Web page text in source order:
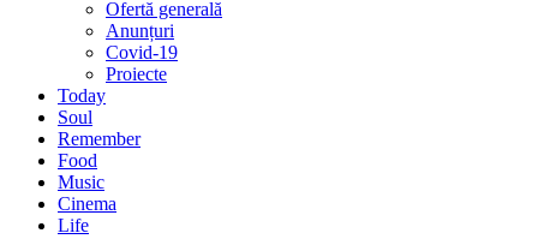
Ofertă generală
Anunțuri
Covid-19
Proiecte
Today
Soul
Remember
Food
Music
Cinema
Life